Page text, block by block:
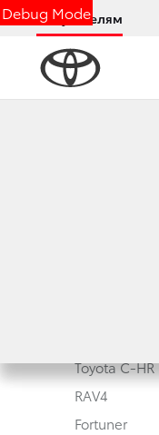
Debug Mode
Покупателям
Toyota C-HR
RAV4
Fortuner